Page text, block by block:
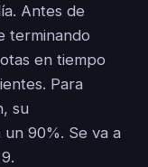
Antes de
terminando
en tiempo
Para
su
90%. Se va a